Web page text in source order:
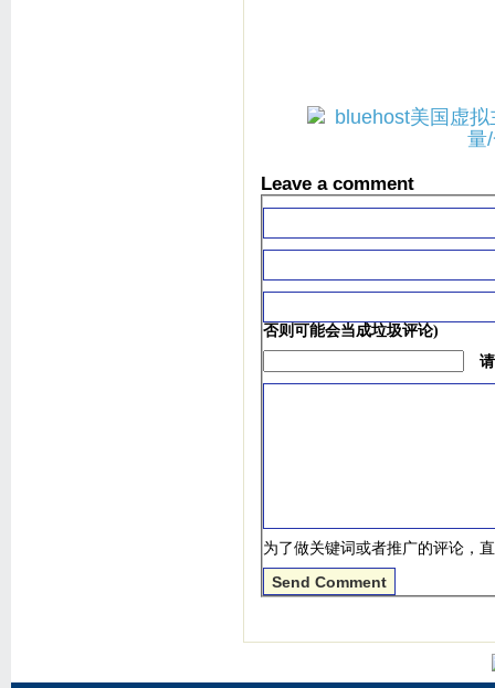
Leave a comment
否则可能会当成垃圾评论)
为了做关键词或者推广的评论，